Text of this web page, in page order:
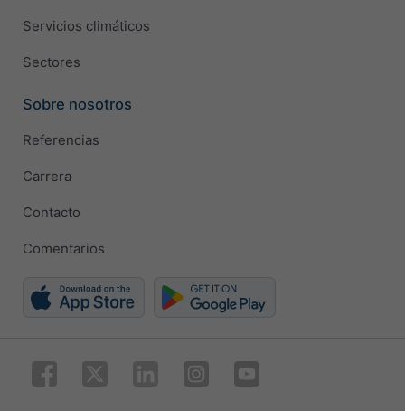
Servicios climáticos
Sectores
Sobre nosotros
Referencias
Carrera
Contacto
Comentarios